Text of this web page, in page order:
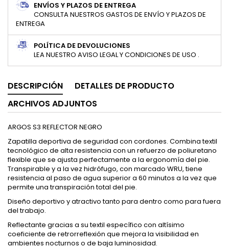
ENVÍOS Y PLAZOS DE ENTREGA
CONSULTA NUESTROS GASTOS DE ENVÍO Y PLAZOS DE
ENTREGA
POLÍTICA DE DEVOLUCIONES
LEA NUESTRO AVISO LEGAL Y CONDICIONES DE USO .
DESCRIPCIÓN
DETALLES DE PRODUCTO
ARCHIVOS ADJUNTOS
ARGOS S3 REFLECTOR NEGRO
Zapatilla deportiva de seguridad con cordones. Combina textil
tecnológico de alta resistencia con un refuerzo de poliuretano
flexible que se ajusta perfectamente a la ergonomía del pie.
Transpirable y a la vez hidrófugo, con marcado WRU, tiene
resistencia al paso de agua superior a 60 minutos a la vez que
permite una transpiración total del pie.
Diseño deportivo y atractivo tanto para dentro como para fuera
del trabajo.
Reflectante gracias a su textil específico con altísimo
coeficiente de retrorreflexión que mejora la visibilidad en
ambientes nocturnos o de baja luminosidad.